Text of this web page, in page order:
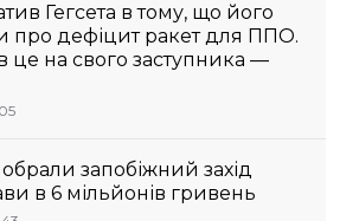
Гегсета в тому, що його
про дефіцит ракет для ППО.
це на свого заступника —
запобіжний захід
в 6 мільйонів гривень